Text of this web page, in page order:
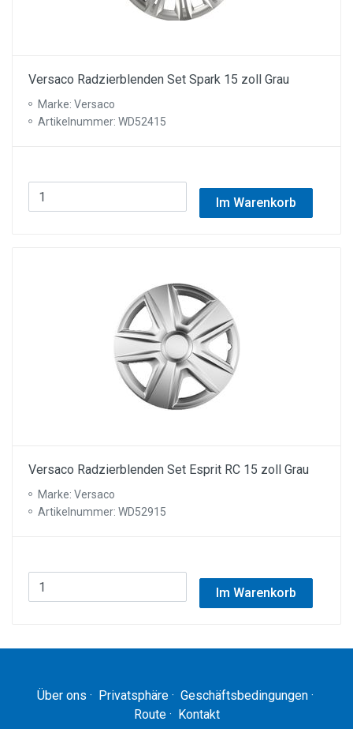
Versaco Radzierblenden Set Spark 15 zoll Grau
Marke: Versaco
Artikelnummer: WD52415
Im Warenkorb
Versaco Radzierblenden Set Esprit RC 15 zoll Grau
Marke: Versaco
Artikelnummer: WD52915
Im Warenkorb
Über ons · Privatsphäre· Geschäftsbedingungen·
Route· Kontakt